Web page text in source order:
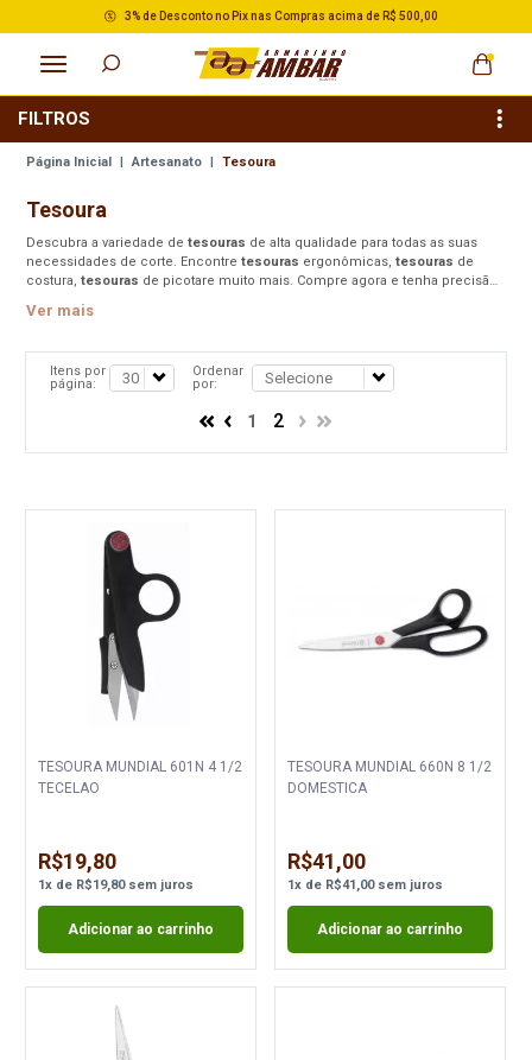
3% de Desconto no Pix nas Compras acima de R$ 500,00
Página Inicial | Artesanato | Tesoura
FILTROS
Tesoura
Descubra a variedade detesouras de alta qualidade para todas as suas
necessidades de corte. Encontretesouras ergonômicas,tesouras de
costura,tesouras de picotare muito mais. Compre agora e tenha precisão
Ver mais
Itens por
página:
Ordenar
por:
1 2
TESOURA MUNDIAL 601N 4 1/2
TECELAO
R$19,80
1x de R$19,80sem juros
Adicionar ao carrinho
TESOURA MUNDIAL 660N 8 1/2
DOMESTICA
R$41,00
1xde R$41,00sem juros
Adicionar ao carrinho